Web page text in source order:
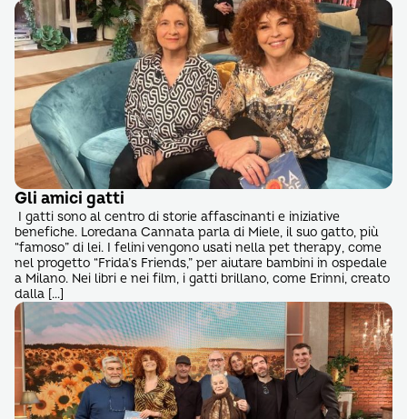
Gli amici gatti
I gatti sono al centro di storie affascinanti e iniziative
benefiche. Loredana Cannata parla di Miele, il suo gatto, più
“famoso” di lei. I felini vengono usati nella pet therapy, come
nel progetto “Frida’s Friends,” per aiutare bambini in ospedale
a Milano. Nei libri e nei film, i gatti brillano, come Erinni, creato
dalla […]